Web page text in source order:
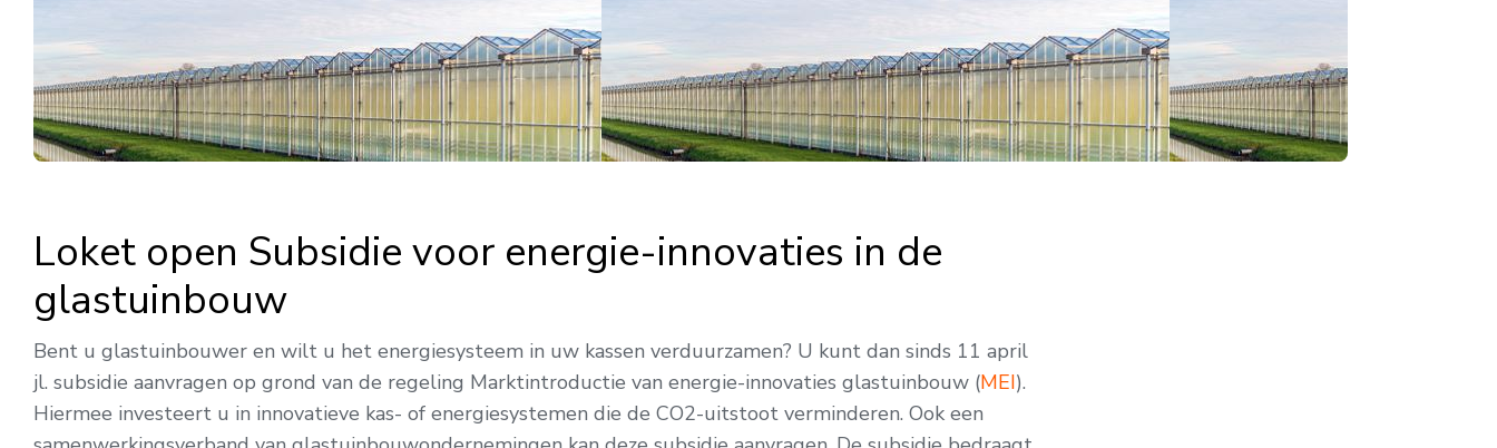
Loket open Subsidie voor energie-innovaties in de
glastuinbouw
Bent u glastuinbouwer en wilt u het energiesysteem in uw kassen verduurzamen? U kunt dan sinds 11 april
jl. subsidie aanvragen op grond van de regeling Marktintroductie van energie-innovaties glastuinbouw (MEI).
Hiermee investeert u in innovatieve kas- of energiesystemen die de CO2-uitstoot verminderen. Ook een